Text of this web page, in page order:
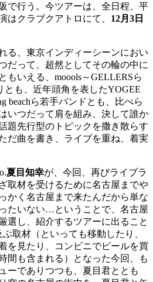
で行う。今ツアーは、全日程、平
はクラブクアトロにて、 12月3日
る、東京インディーシーンにおい
だって、超然としてその輪の中に
もいえる、moools～GELLERSら
とも、近年頭角を表したYOGEE
beachら若手バンドとも、比べら
いつだって肩を組み、決して誰か
題先行型のトピックを撒き散らす
だ曲を書き、ライブを重ね、着実
夏目知幸が、今回、再びライブラ
取材を受けるために名古屋までや
かく名古屋まで来たんだから単な
たいない…ということで、名古屋
選し、紹介するツアーに出ること
取材（といっても移動したり、
を見たり、コンビニでビールを買
間も含まれる）となった今回、も
ーでありつつも、夏目君ととも